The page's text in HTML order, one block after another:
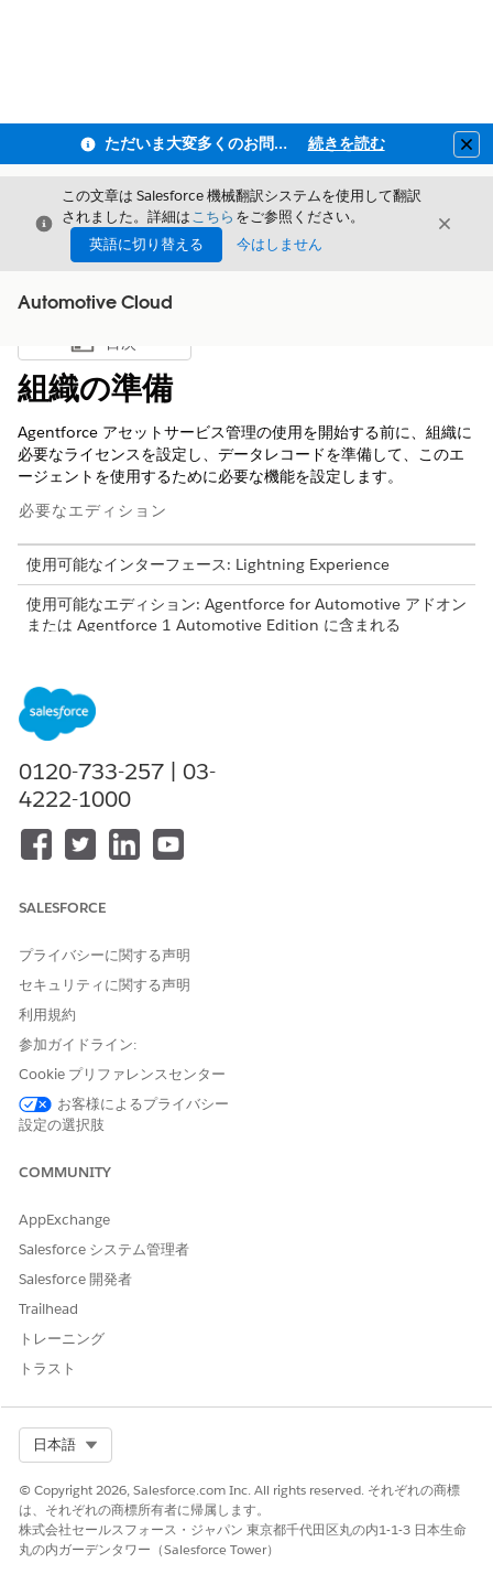
ただいま大変多くのお問い合わせをいただいており、ご連絡までにお時間を頂戴しております 続きを読む
閉じる
この文章は Salesforce 機械翻訳システムを使用して翻訳
されました。詳細はこちら をご参照ください。
英語に切り替える
今はしません
閉じる
Automotive Cloud
目次を表示
目次
組織の準備
Agentforce アセットサービス管理の使用を開始する前に、組織に
必要なライセンスを設定し、データレコードを準備して、このエ
ージェントを使用するために必要な機能を設定します。
必要なエディション
使用可能なインターフェース: Lightning Experience
使用可能なエディション: Agentforce for Automotive アドオン
または Agentforce 1 Automotive Edition に含まれる
スするには、各ユーザーに Agentforce for Automotive アドオ
ンが必要です。
します。
AutomotiveFoundationAddOn
AutomotiveSchedulerAddOn
LightningSchedulerAddOn
UniversalCreditMetering
GenieDataPlatformStarterAddOn
CdpSegmentsActivationsCardAddOn
これらの機能が有効になっていることを確認します。
[設定] > [機能設定] > [Automotive 設定] > [Automotive]
[設定] > [機能設定] > [自動車生成 AI]
[設定] > [機能設定] > [自動車設定] > [Automotive Scheduler
(自動車スケジューラー)]
テンプレートのアクションで使用される顧客データと Salesforce
を参照してください。
Data Cloud を有効にして、
Cloud に取り込みます。
納入商品オブジェクトと関連データ (作業種別、必要商品、納
します。正確な見積と集計を行うために、アセットレコードに
テレメトリとサービスデータを含めます。
試乗とサービス予定をスケジュールするように Automotive
Scheduler を設定します。「
この記事で問題は解決されましたか?
0120-733-257 | 03-
4222-1000
SALESFORCE
プライバシーに関する声明
セキュリティに関する声明
利用規約
参加ガイドライン:
Cookie プリファレンスセンター
お客様によるプライバシー
設定の選択肢
COMMUNITY
AppExchange
Salesforce システム管理者
Salesforce 開発者
Trailhead
トレーニング
トラスト
日本語
© Copyright 2026, Salesforce.com Inc. All rights reserved. それぞれの商標
は、それぞれの商標所有者に帰属します。
株式会社セールスフォース・ジャパン 東京都千代田区丸の内1-1-3 日本生命
丸の内ガーデンタワー（Salesforce Tower）